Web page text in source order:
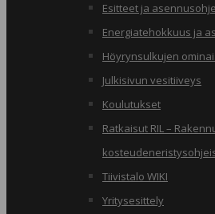
Esitteet ja
Energiatehokkuus ja
Höyrynsulkujen
Julkisivun vesitiiveys
Koulutukset
Ratkaisut RIL –
Tiivistalo WIKI
Yritysesittely